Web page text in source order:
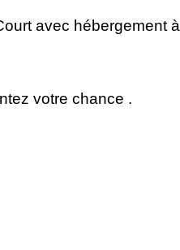
avec hébergement à
votre chance .